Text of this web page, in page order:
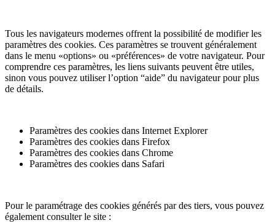
Tous les navigateurs modernes offrent la possibilité de modifier les
paramètres des cookies. Ces paramètres se trouvent généralement
dans le menu «options» ou «préférences» de votre navigateur. Pour
comprendre ces paramètres, les liens suivants peuvent être utiles,
sinon vous pouvez utiliser l’option “aide” du navigateur pour plus
de détails.
Paramètres des cookies dans Internet Explorer
Paramètres des cookies dans Firefox
Paramètres des cookies dans Chrome
Paramètres des cookies dans Safari
Pour le paramétrage des cookies générés par des tiers, vous pouvez
également consulter le site :